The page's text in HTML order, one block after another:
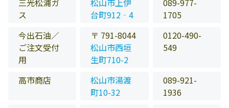
三光松浦ガ
ス
松山市上伊
台町912‐4
089-977-
1705
今出石油／
ご注文受付
用
〒 791-8044
松山市西垣
生町710-2
0120-490-
549
高市商店
松山市湯渡
町10-32
089-921-
1936